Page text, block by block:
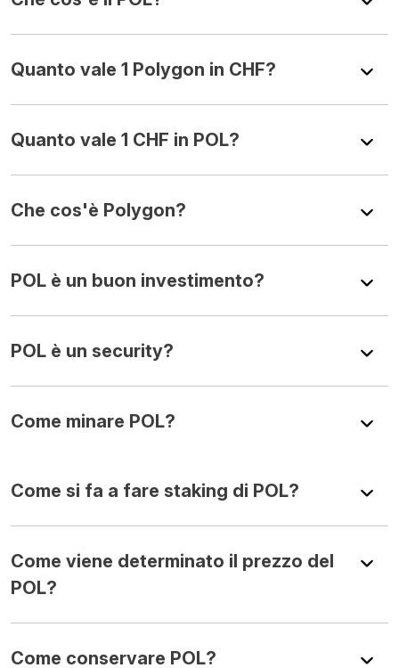
Quanto vale 1 Polygon in CHF?
Quanto vale 1 CHF in POL?
Che cos'è Polygon?
POL è un buon investimento?
POL è un security?
Come minare POL?
Come si fa a fare staking di POL?
Come viene determinato il prezzo del
POL?
Come conservare POL?